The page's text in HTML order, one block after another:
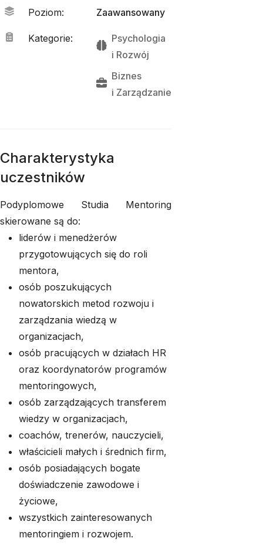
Poziom: Zaawansowany
Kategorie:
Psychologia
i Rozwój
Biznes
i Zarządzanie
Charakterystyka
uczestników
Podyplomowe Studia Mentoring
skierowane są do:
liderów i menedżerów
przygotowujących się do roli
mentora,
osób poszukujących
nowatorskich metod rozwoju i
zarządzania wiedzą w
organizacjach,
osób pracujących w działach HR
oraz koordynatorów programów
mentoringowych,
osób zarządzających transferem
wiedzy w organizacjach,
coachów, trenerów, nauczycieli,
właścicieli małych i średnich firm,
osób posiadających bogate
doświadczenie zawodowe i
życiowe,
wszystkich zainteresowanych
mentoringiem i rozwojem.